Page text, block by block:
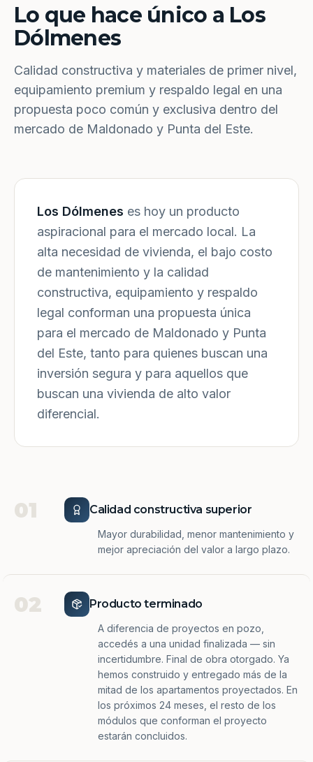
Lo que hace único a Los
Dólmenes
Calidad constructiva y materiales de primer nivel,
equipamiento premium y respaldo legal en una
propuesta poco común y exclusiva dentro del
mercado de Maldonado y Punta del Este.
Los Dólmenes es hoy un producto
aspiracional para el mercado local. La
alta necesidad de vivienda, el bajo costo
de mantenimiento y la calidad
constructiva, equipamiento y respaldo
legal conforman una propuesta única
para el mercado de Maldonado y Punta
del Este, tanto para quienes buscan una
inversión segura y para aquellos que
buscan una vivienda de alto valor
diferencial.
01 Calidad constructiva superior
Mayor durabilidad, menor mantenimiento y
mejor apreciación del valor a largo plazo.
02 Producto terminado
A diferencia de proyectos en pozo,
accedés a una unidad finalizada — sin
incertidumbre. Final de obra otorgado. Ya
hemos construido y entregado más de la
mitad de los apartamentos proyectados. En
los próximos 24 meses, el resto de los
módulos que conforman el proyecto
estarán concluidos.